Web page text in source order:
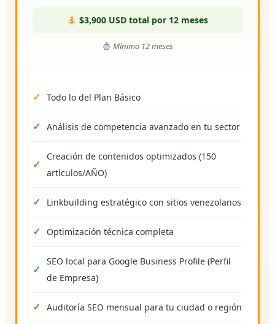
$3,900 USD total por 12 meses
Mínimo 12 meses
Todo lo del Plan Básico
Análisis de competencia avanzado en tu sector
Creación de contenidos optimizados (150
artículos/AÑO)
Linkbuilding estratégico con sitios venezolanos
Optimización técnica completa
SEO local para Google Business Profile (Perfil
de Empresa)
Auditoría SEO mensual para tu ciudad o región